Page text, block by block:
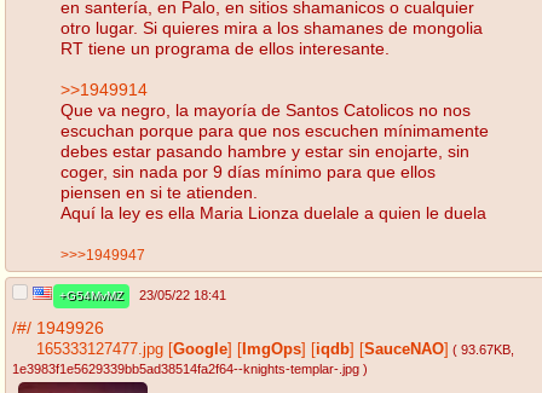
en santería, en Palo, en sitios shamanicos o cualquier
otro lugar. Si quieres mira a los shamanes de mongolia
RT tiene un programa de ellos interesante.
>>1949914
Que va negro, la mayoría de Santos Catolicos no nos
escuchan porque para que nos escuchen mínimamente
debes estar pasando hambre y estar sin enojarte, sin
coger, sin nada por 9 días mínimo para que ellos
piensen en si te atienden.
Aquí la ley es ella Maria Lionza duelale a quien le duela
>>>1949947
+G54MvMZ 23/05/22 18:41
/#/ 1949926
165333127477.jpg Google ImgOps iqdb SauceNAO ( 93.67KB
1e3983f1e5629339bb5ad38514fa2f64--knights-templar-.jpg )